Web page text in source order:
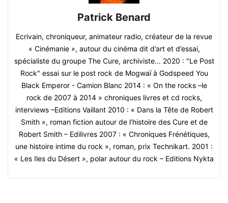
Patrick Benard
Ecrivain, chroniqueur, animateur radio, créateur de la revue
« Cinémanie », autour du cinéma dit d’art et d’essai,
spécialiste du groupe The Cure, archiviste... 2020 : "Le Post
Rock" essai sur le post rock de Mogwaï à Godspeed You
Black Emperor - Camion Blanc 2014 : « On the rocks –le
rock de 2007 à 2014 » chroniques livres et cd rocks,
interviews –Editions Vaillant 2010 : « Dans la Tête de Robert
Smith », roman fiction autour de l’histoire des Cure et de
Robert Smith – Edilivres 2007 : « Chroniques Frénétiques,
une histoire intime du rock », roman, prix Technikart. 2001 :
« Les Iles du Désert », polar autour du rock – Editions Nykta